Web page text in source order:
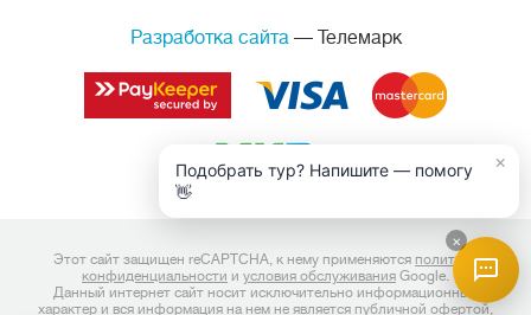
Разработка сайта— Телемарк
Этот сайт защищен reCAPTCHA, к нему применяются политика
конфиденциальности и условия обслуживания Google.
Данный интернет сайт носит исключительно информационный
характер и вся информация на нем не является публичной офертой,
×
Подобрать тур? Напишите — помогу
👋
×